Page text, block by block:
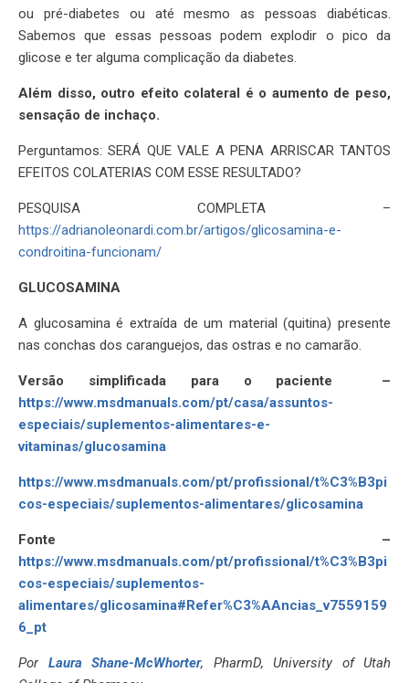
ou pré-diabetes ou até mesmo as pessoas diabéticas.
Sabemos que essas pessoas podem explodir o pico da
glicose e ter alguma complicação da diabetes.
Além disso, outro efeito colateral é o aumento de peso,
sensação de inchaço.
Perguntamos: SERÁ QUE VALE A PENA ARRISCAR TANTOS
EFEITOS COLATERIAS COM ESSE RESULTADO?
PESQUISA COMPLETA –
https://adrianoleonardi.com.br/artigos/glicosamina-e-
condroitina-funcionam/
GLUCOSAMINA
A glucosamina é extraída de um material (quitina) presente
nas conchas dos caranguejos, das ostras e no camarão.
Versão simplificada para o paciente –
https://www.msdmanuals.com/pt/casa/assuntos-
especiais/suplementos-alimentares-e-
vitaminas/glucosamina
https://www.msdmanuals.com/pt/profissional/t%C3%B3pi
cos-especiais/suplementos-alimentares/glicosamina
Fonte –
https://www.msdmanuals.com/pt/profissional/t%C3%B3pi
cos-especiais/suplementos-
alimentares/glicosamina#Refer%C3%AAncias_v7559159
6_pt
Por Laura Shane-McWhorter, PharmD, University of Utah